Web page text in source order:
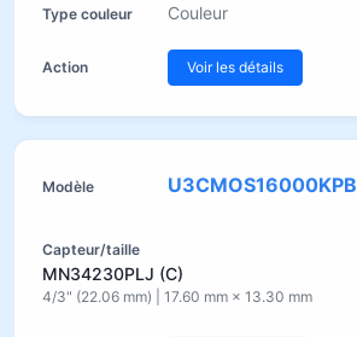
Couleur
Voir les détails
U3CMOS16000KPB
MN34230PLJ (C)
4/3" (22.06 mm) | 17.60 mm × 13.30 mm